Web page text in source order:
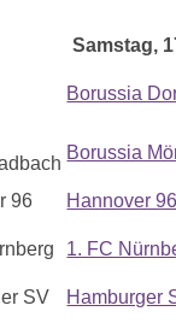
Samstag,
Borussia
Borussia
Hannover
1. FC
Hamburger